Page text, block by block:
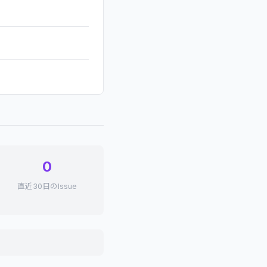
0
直近30日のIssue